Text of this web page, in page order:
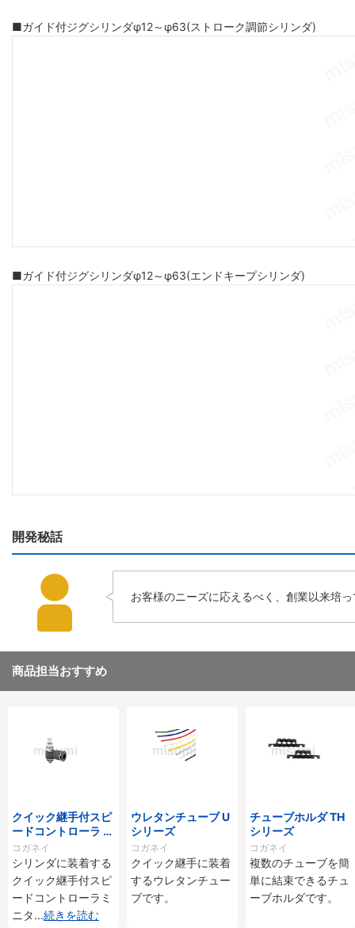
■ガイド付ジグシリンダφ12～φ63(ストローク調節シリンダ)
■ガイド付ジグシリンダφ12～φ63(エンドキープシリンダ)
開発秘話
お客様のニーズに応えるべく、創業以来培
商品担当おすすめ
クイック継手付スピ
ードコントローラ ス
タンダードタイプ S
C□-M・SS□-Mシ
リーズ
コガネイ
シリンダに装着する
クイック継手付スピ
ードコントローラミ
ニタ...続きを読む
ウレタンチューブ U
シリーズ
コガネイ
クイック継手に装着
するウレタンチュー
ブです。
チューブホルダ TH
シリーズ
コガネイ
複数のチューブを簡
単に結束できるチュ
ーブホルダです。